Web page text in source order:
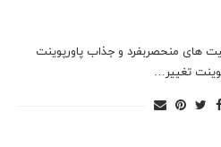
قابلیت های منحصربفرد و جذاب پاورپوینت